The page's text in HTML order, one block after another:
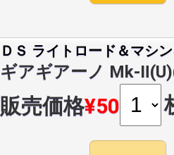
ＤＳ ライトロード＆マシ
ギアギアーノ Mk-
販売価格¥50